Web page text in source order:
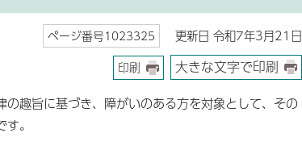
ページ番号1023325 更新日 令和7年3月21日
印刷 大きな文字で印刷
趣旨に基づき、障がいのある方を対象として、その
。